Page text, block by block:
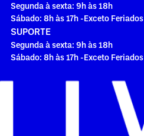
Segunda à sexta: 9h às 18h
Sábado: 8h às 17h -Exceto Feriados
SUPORTE
Segunda à sexta: 9h às 18h
Sábado: 8h às 17h -Exceto Feriados